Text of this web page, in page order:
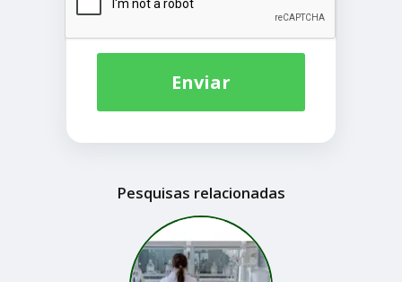
Enviar
Pesquisas relacionadas